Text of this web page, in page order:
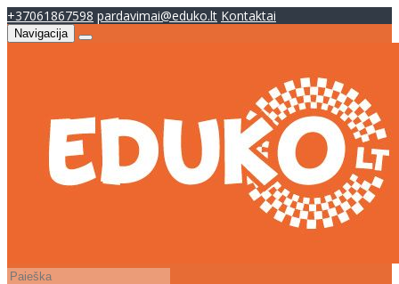
+37061867598 pardavimai@eduko.lt Kontaktai
Navigacija